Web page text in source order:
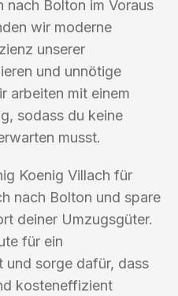
nach Bolton im Voraus
wir moderne
unserer
und unnötige
arbeiten mit einem
sodass du keine
musst.
Koenig Villach für
nach Bolton und spare
deiner Umzugsgüter.
für ein
und sorge dafür, dass
kosteneffizient